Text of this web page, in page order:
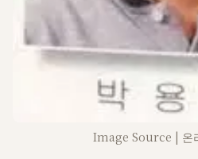
Image Source | 온